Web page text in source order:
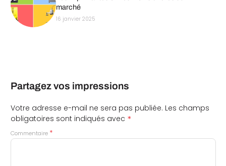
marché
16 janvier 2025
Partagez vos impressions
Votre adresse e-mail ne sera pas publiée. Les champs
obligatoires sont indiqués avec *
Commentaire *